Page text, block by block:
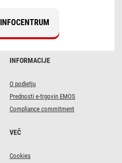
INFORMACIJE
O podjetju
Prednosti e-trgovin EMOS
Compliance commitment
VEČ
Cookies
INFOCENTRUM